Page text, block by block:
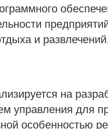
и
на
управления для
особенностью